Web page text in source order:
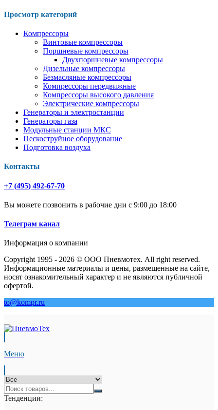
Просмотр категорий
Компрессоры
Винтовые компрессоры
Поршневые компрессоры
Двухпоршневые компрессоры
Дизельные компрессоры
Безмасляные компрессоры
Компрессоры передвижные
Компрессоры высокого давления
Электрические компрессоры
Генераторы и электростанции
Генераторы газа
Модульные станции МКС
Пескоструйное оборудование
Подготовка воздуха
Контакты
+7 (495) 492-67-70
Вы можете позвонить в рабочие дни с 9:00 до 18:00
Телеграм канал
Информация о компании
Copyright 1995 - 2026 © ООО Пневмотех. All right reserved.
Информационные материалы и цены, размещенные на сайте,
носят ознакомительный характер и не являются публичной
офертой.
to@kompr.ru
Меню
Тенденции: